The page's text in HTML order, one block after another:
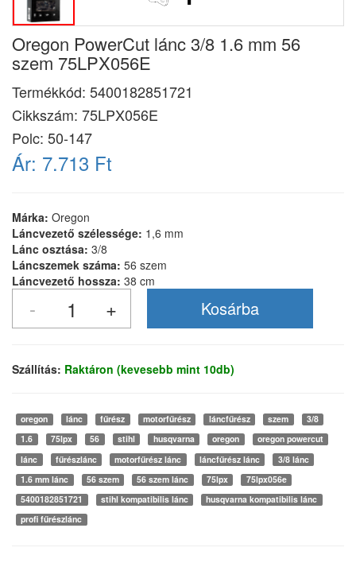
Oregon PowerCut lánc 3/8 1.6 mm 56
szem 75LPX056E
Termékkód: 5400182851721
Cikkszám: 75LPX056E
Polc: 50-147
Ár: 7.713 Ft
Márka: Oregon
Láncvezető szélessége: 1,6 mm
Lánc osztása: 3/8
Láncszemek száma: 56 szem
Láncvezető hossza: 38 cm
Szállítás: Raktáron (kevesebb mint 10db)
oregon lánc fűrész motorfűrész láncfűrész szem
3/8
1.6
75lpx 56 stihl husqvarna oregon
oregon powercut
lánc
fűrészlánc motorfűrész lánc láncfűrész lánc
3/8 lánc
1.6 mm lánc
56 szem 56 szem lánc 75lpx
75lpx056e
5400182851721
stihl kompatibilis lánc
husqvarna kompatibilis lánc
profi fűrészlánc